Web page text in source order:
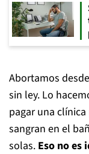
Abortamos
sin ley. Lo
pagar una
sangran en el
solas. Eso no es